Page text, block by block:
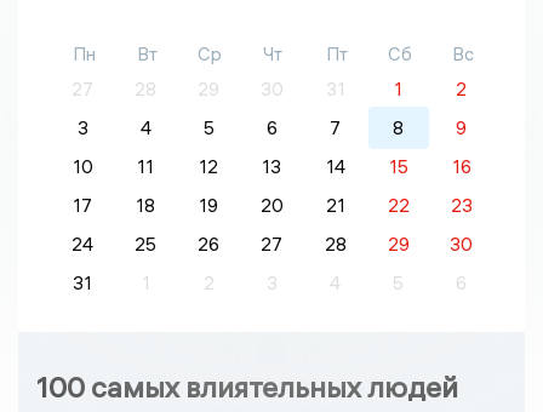
Пн Вт Ср Чт Пт Сб
Вс
27
28 29 30 31 1
2
3
4 5 6 7 8
9
10
11 12 13 14 15
16
17
18 19 20 21 22
23
24
25 26 27 28 29
30
31
1 2 3 4 5 6
100 самых влиятельных людей